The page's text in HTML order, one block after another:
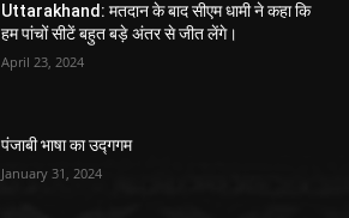
Uttarakhand: मतदान के बाद सीएम धामी ने कहा कि
हम पांचों सीटें बहुत बड़े अंतर से जीत लेंगे।
April 23, 2024
पंजाबी भाषा का उद्गगम
January 31, 2024